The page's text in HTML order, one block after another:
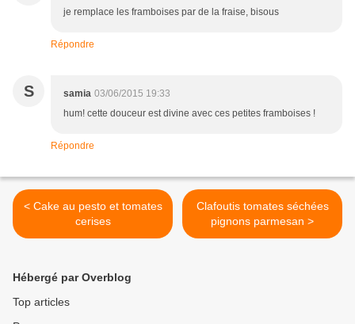
je remplace les framboises par de la fraise, bisous
Répondre
S samia 03/06/2015 19:33
hum! cette douceur est divine avec ces petites framboises !
Répondre
< Cake au pesto et tomates
cerises
Clafoutis tomates séchées
pignons parmesan >
Hébergé par Overblog
Top articles